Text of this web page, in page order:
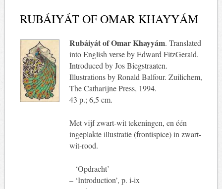
RUBÁIYÁT OF OMAR KHAYYÁM
Rubáiyát of Omar Khayyám. Translated
into English verse by Edward FitzGerald.
Introduced by Jos Biegstraaten.
Illustrations by Ronald Balfour. Zuilichem,
The Catharijne Press, 1994.
43 p.; 6,5 cm.
Met vijf zwart-wit tekeningen, en één
ingeplakte illustratie (frontispice) in zwart-
wit-rood.
– ‘Opdracht’
– ‘Introduction’, p. i-ix